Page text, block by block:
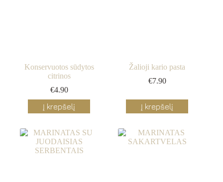
Konservuotos sūdytos
citrinos
€4.90
Į krepšelį
Žalioji kario pasta
€7.90
Į krepšelį